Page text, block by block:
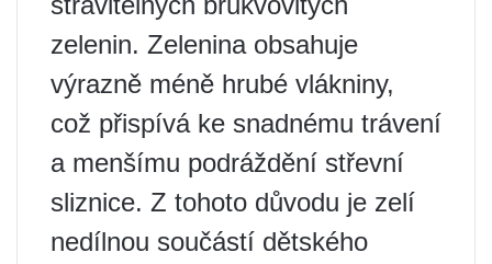
zelenin. Zelenina obsahuje
výrazně méně hrubé vlákniny,
což přispívá ke snadnému trávení
a menšímu podráždění střevní
sliznice. Z tohoto důvodu je zelí
nedílnou součástí dětského